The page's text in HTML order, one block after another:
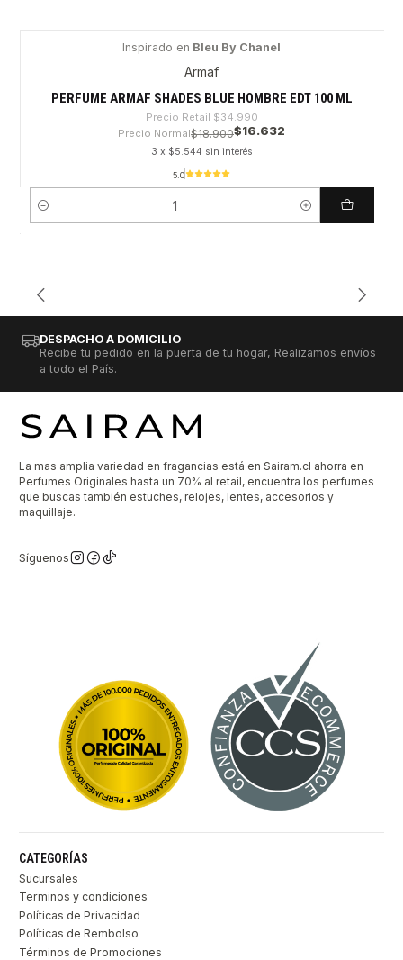
Inspirado en Bleu By Chanel
Armaf
PERFUME ARMAF SHADES BLUE HOMBRE EDT 100 ML
Precio Retail $34.990
Precio Normal$18.900$16.632
3 x $5.544 sin interés
5.0
Cantidad
DESPACHO A DOMICILIO
Recibe tu pedido en la puerta de tu hogar, Realizamos envíos
a todo el País.
La mas amplia variedad en fragancias está en Sairam.cl ahorra en
Perfumes Originales hasta un 70% al retail, encuentra los perfumes
que buscas también estuches, relojes, lentes, accesorios y
maquillaje.
Síguenos
CATEGORÍAS
Sucursales
Terminos y condiciones
Políticas de Privacidad
Políticas de Rembolso
Términos de Promociones